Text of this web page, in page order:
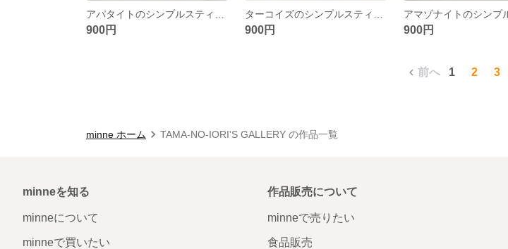
900円 900円 900円
前へ 1 2 3
minne ホーム TAMA-NO-IORI'S GALLERY の作品一覧
minneを知る
minneについて
minneで買いたい
作品販売について
minneで売りたい
食品販売